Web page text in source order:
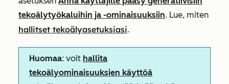
tekoälytyökaluihin ja -ominaisuuksiin. Lue, miten
hallitset tekoälyasetuksiasi.
Huomaa: voit hallita
tekoälyominaisuuksien käyttöä